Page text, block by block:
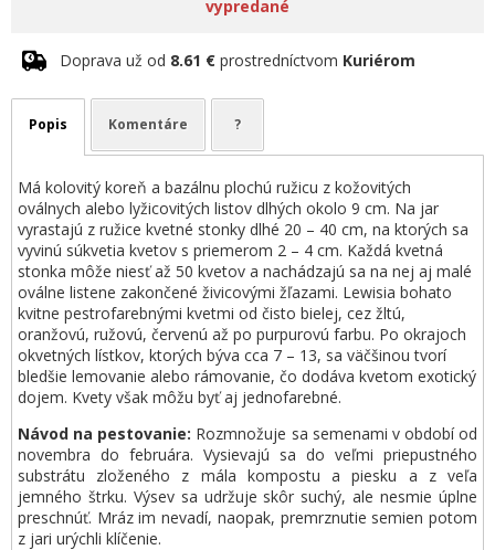
vypredané
Doprava už od 8.61 € prostredníctvom Kuriérom
Popis Komentáre ?
Má kolovitý koreň a bazálnu plochú ružicu z kožovitých
oválnych alebo lyžicovitých listov dlhých okolo 9 cm. Na jar
vyrastajú z ružice kvetné stonky dlhé 20 – 40 cm, na ktorých sa
vyvinú súkvetia kvetov s priemerom 2 – 4 cm. Každá kvetná
stonka môže niesť až 50 kvetov a nachádzajú sa na nej aj malé
oválne listene zakončené živicovými žľazami. Lewisia bohato
kvitne pestrofarebnými kvetmi od čisto bielej, cez žltú,
oranžovú, ružovú, červenú až po purpurovú farbu. Po okrajoch
okvetných lístkov, ktorých býva cca 7 – 13, sa väčšinou tvorí
bledšie lemovanie alebo rámovanie, čo dodáva kvetom exotický
dojem. Kvety však môžu byť aj jednofarebné.
Návod na pestovanie: Rozmnožuje sa semenami v období od
novembra do februára. Vysievajú sa do veľmi priepustného
substrátu zloženého z mála kompostu a piesku a z veľa
jemného štrku. Výsev sa udržuje skôr suchý, ale nesmie úplne
preschnúť. Mráz im nevadí, naopak, premrznutie semien potom
z jari urýchli klíčenie.